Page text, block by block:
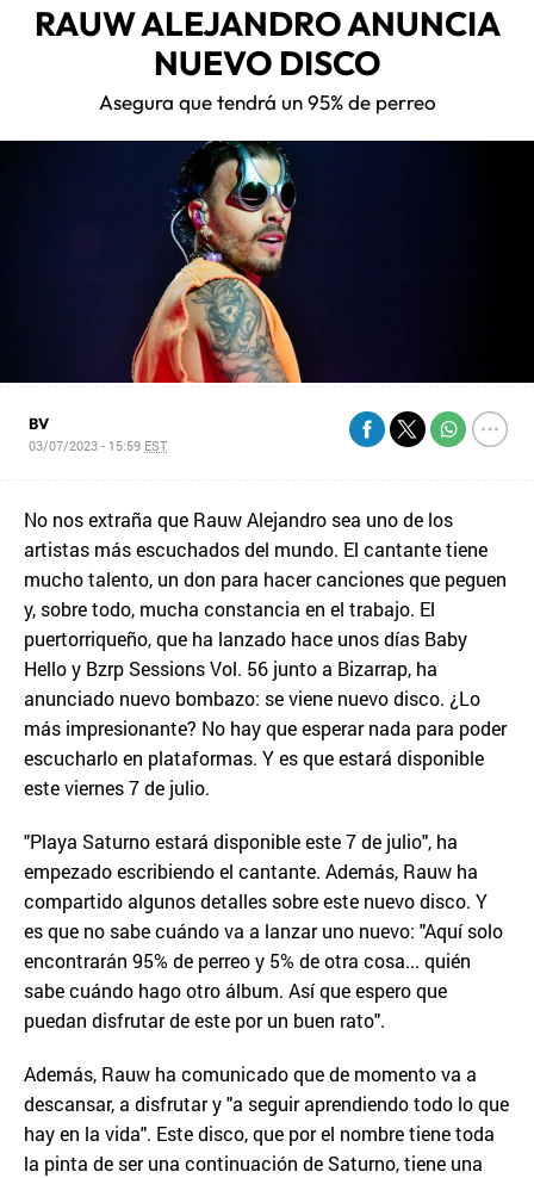
RAUW ALEJANDRO ANUNCIA
NUEVO DISCO
Asegura que tendrá un 95% de perreo
BV
03/07/2023 - 15:59 EST
No nos extraña que Rauw Alejandro sea uno de los
artistas más escuchados del mundo. El cantante tiene
mucho talento, un don para hacer canciones que peguen
y, sobre todo, mucha constancia en el trabajo. El
puertorriqueño, que ha lanzado hace unos días Baby
Hello y Bzrp Sessions Vol. 56 junto a Bizarrap, ha
anunciado nuevo bombazo: se viene nuevo disco. ¿Lo
más impresionante? No hay que esperar nada para poder
escucharlo en plataformas. Y es que estará disponible
este viernes 7 de julio.
"Playa Saturno estará disponible este 7 de julio", ha
empezado escribiendo el cantante. Además, Rauw ha
compartido algunos detalles sobre este nuevo disco. Y
es que no sabe cuándo va a lanzar uno nuevo: "Aquí solo
encontrarán 95% de perreo y 5% de otra cosa... quién
sabe cuándo hago otro álbum. Así que espero que
puedan disfrutar de este por un buen rato".
Además, Rauw ha comunicado que de momento va a
descansar, a disfrutar y "a seguir aprendiendo todo lo que
hay en la vida". Este disco, que por el nombre tiene toda
la pinta de ser una continuación de Saturno, tiene una